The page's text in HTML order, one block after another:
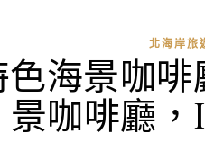
北海岸旅
海景咖
景咖啡廳，